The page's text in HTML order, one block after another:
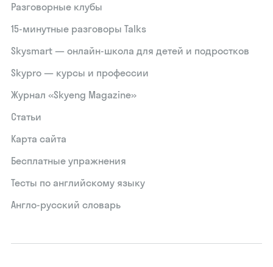
Разговорные клубы
15‑минутные разговоры Talks
Skysmart — онлайн-школа для детей и подростков
Skypro — курсы и профессии
Журнал «Skyeng Magazine»
Статьи
Карта сайта
Бесплатные упражнения
Тесты по английскому языку
Англо-русский словарь